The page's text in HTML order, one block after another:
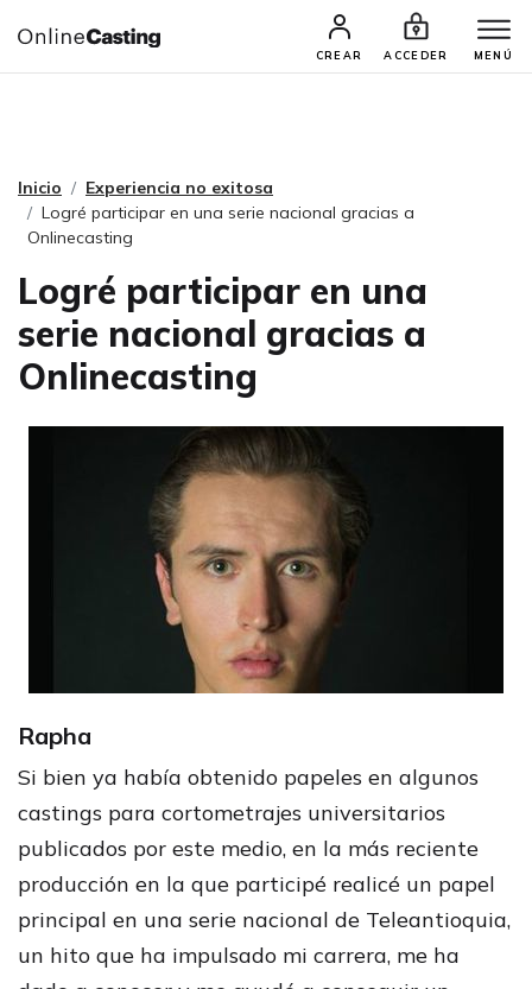
CREAR ACCEDER MENÚ
CASTINGS Y AUDICIONES TALENTOS
Inicio
Experiencia no exitosa
Logré participar en una serie nacional gracias a
Onlinecasting
Logré participar en una
serie nacional gracias a
Onlinecasting
Rapha
Si bien ya había obtenido papeles en algunos
castings para cortometrajes universitarios
publicados por este medio, en la más reciente
producción en la que participé realicé un papel
principal en una serie nacional de Teleantioquia,
un hito que ha impulsado mi carrera, me ha